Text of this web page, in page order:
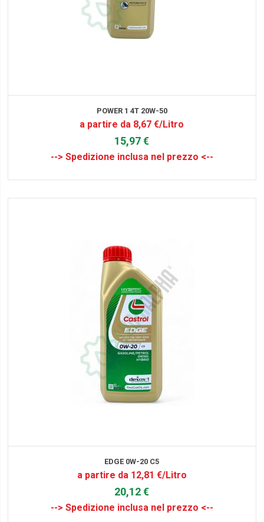
POWER 1 4T 20W-50
a partire da 8,67 €/Litro
15,97 €
EDGE 0W-20 C5
a partire da 12,81 €/Litro
20,12 €